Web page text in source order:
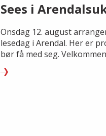
Sees i
Onsdag 12. august
lesedag i Arendal. Her er
bør få med seg.